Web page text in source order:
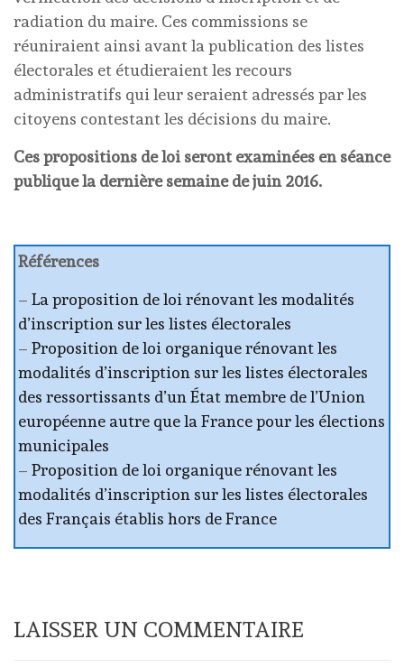
radiation du maire. Ces commissions se
réuniraient ainsi avant la publication des listes
électorales et étudieraient les recours
administratifs qui leur seraient adressés par les
citoyens contestant les décisions du maire.
Ces propositions de loi seront examinées en séance
publique la dernière semaine de juin 2016.
Références
– La proposition de loi rénovant les modalités
d’inscription sur les listes électorales
– Proposition de loi organique rénovant les
modalités d’inscription sur les listes électorales
des ressortissants d’un État membre de l’Union
européenne autre que la France pour les élections
municipales
– Proposition de loi organique rénovant les
modalités d’inscription sur les listes électorales
des Français établis hors de France
LAISSER UN COMMENTAIRE